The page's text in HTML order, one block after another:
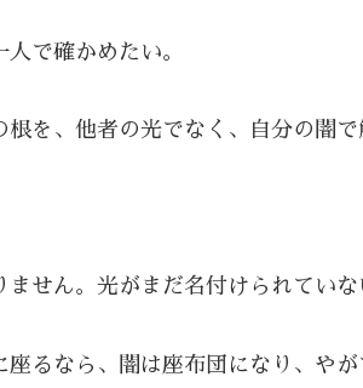
人で確かめたい。
を、他者の光でなく、自分の闇で
ません。光がまだ名付けられていな
座るなら、闇は座布団になり、やが